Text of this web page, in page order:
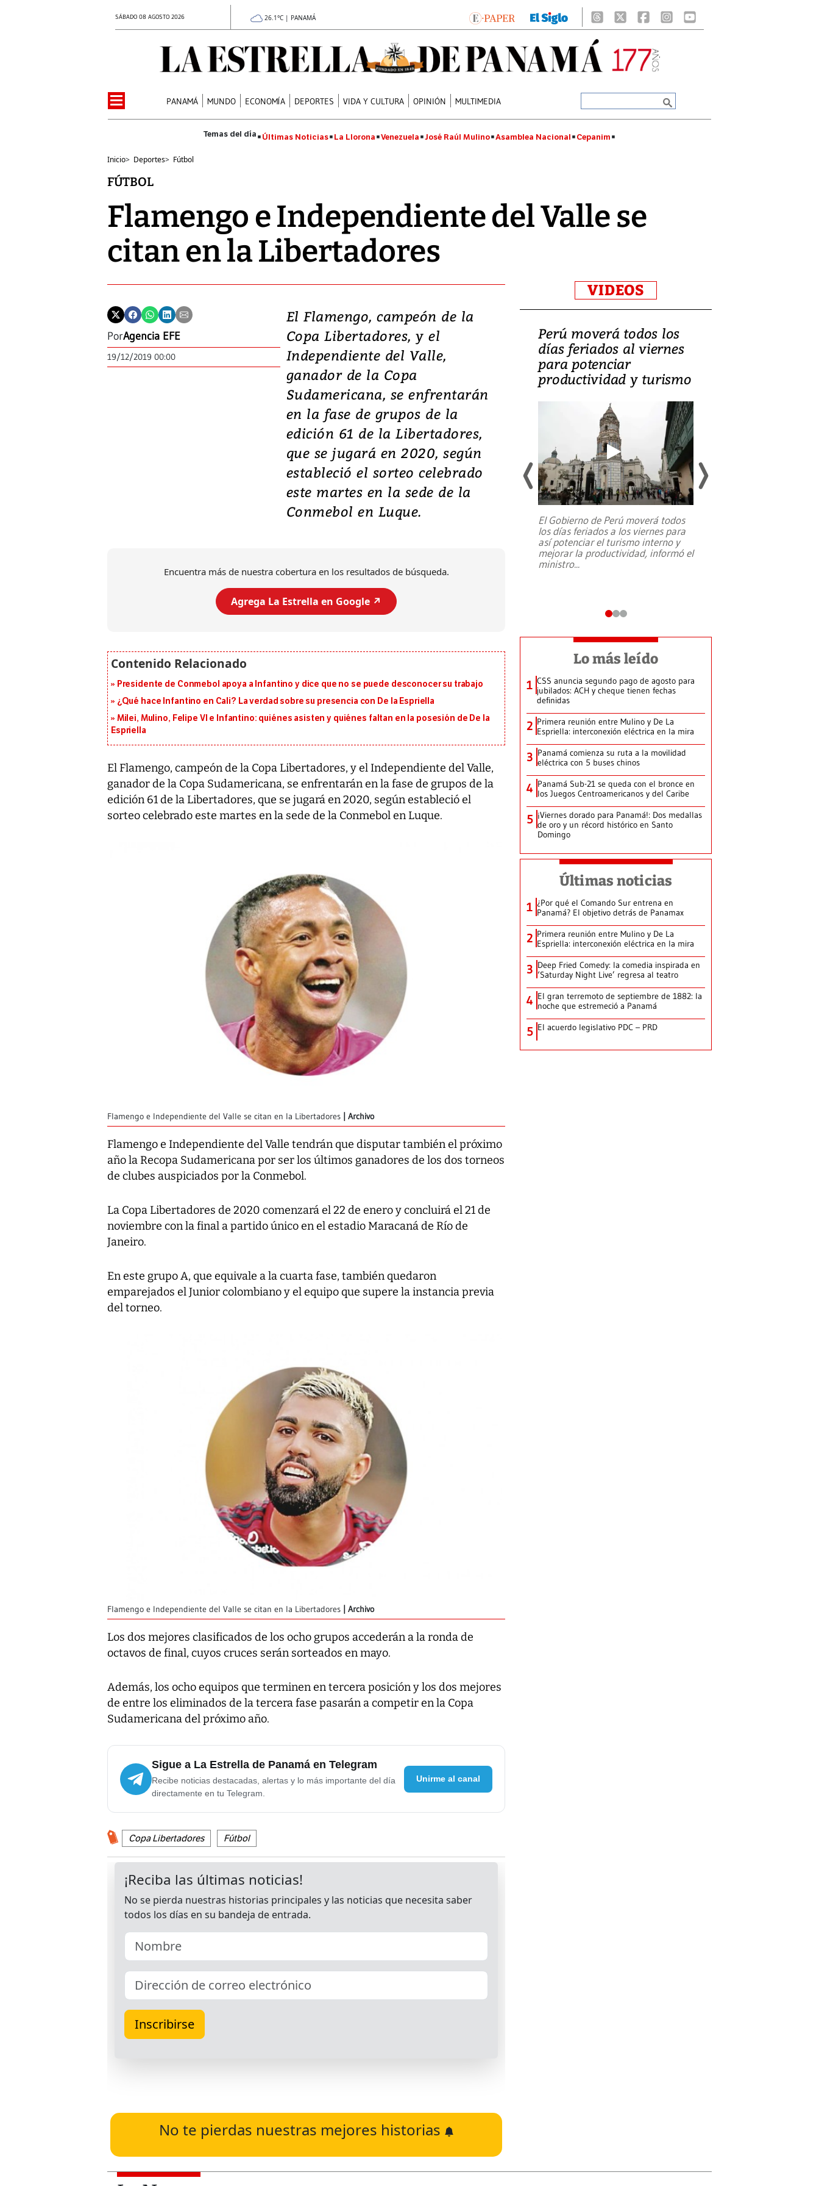
SÁBADO 08 AGOSTO 2026 26.1°C | PANAMÁ
PANAMÁ MUNDO ECONOMÍA DEPORTES VIDA Y CULTURA OPINIÓN MULTIMEDIA
Últimas Noticias La Llorona Venezuela José Raúl Mulino Asamblea Nacional Cepanim
Inicio> Deportes> Fútbol
FÚTBOL
Flamengo e Independiente del Valle se
citan en la Libertadores
PorAgencia EFE
19/12/2019 00:00
El Flamengo, campeón de la
Copa Libertadores, y el
Independiente del Valle,
ganador de la Copa
Sudamericana, se enfrentarán
en la fase de grupos de la
edición 61 de la Libertadores,
que se jugará en 2020, según
estableció el sorteo celebrado
este martes en la sede de la
Conmebol en Luque.
Encuentra más de nuestra cobertura en los resultados de búsqueda.
Agrega La Estrella en Google ↗️
Presidente de Conmebol apoya a Infantino y dice que no se puede desconocer su trabajo
¿Qué hace Infantino en Cali? La verdad sobre su presencia con De la Espriella
Milei, Mulino, Felipe VI e Infantino: quiénes asisten y quiénes faltan en la posesión de De la
Espriella
El Flamengo, campeón de la Copa Libertadores, y el Independiente del Valle,
ganador de la Copa Sudamericana, se enfrentarán en la fase de grupos de la
edición 61 de la Libertadores, que se jugará en 2020, según estableció el
sorteo celebrado este martes en la sede de la Conmebol en Luque.
Flamengo e Independiente del Valle se citan en la Libertadores Archivo
Flamengo e Independiente del Valle tendrán que disputar también el próximo
año la Recopa Sudamericana por ser los últimos ganadores de los dos torneos
de clubes auspiciados por la Conmebol.
La Copa Libertadores de 2020 comenzará el 22 de enero y concluirá el 21 de
noviembre con la final a partido único en el estadio Maracaná de Río de
Janeiro.
En este grupo A, que equivale a la cuarta fase, también quedaron
emparejados el Junior colombiano y el equipo que supere la instancia previa
del torneo.
Flamengo e Independiente del Valle se citan en la Libertadores Archivo
Los dos mejores clasificados de los ocho grupos accederán a la ronda de
octavos de final, cuyos cruces serán sorteados en mayo.
Además, los ocho equipos que terminen en tercera posición y los dos mejores
de entre los eliminados de la tercera fase pasarán a competir en la Copa
Sudamericana del próximo año.
Sigue a La Estrella de Panamá en Telegram
Recibe noticias destacadas, alertas y lo más importante del día
directamente en tu Telegram.
Unirme al canal
Copa Libertadores Fútbol
No te pierdas nuestras mejores historias
VIDEOS
Video: Lula lanza su
candidatura con
promesas de inversión
en defensa, educación y
tierras raras
da Silva, oficializó este domingo su
candidatura...
Perú moverá todos los
días feriados al viernes
para potenciar
productividad y turismo
El Gobierno de Perú moverá todos
los días feriados a los viernes para
así potenciar el turismo interno y
mejorar la productividad, informó el
ministro...
Lo más leído
1 CSS anuncia segundo pago de agosto para
jubilados: ACH y cheque tienen fechas
definidas
2 Primera reunión entre Mulino y De La
Espriella: interconexión eléctrica en la mira
3 Panamá comienza su ruta a la movilidad
eléctrica con 5 buses chinos
4 Panamá Sub-21 se queda con el bronce en
los Juegos Centroamericanos y del Caribe
5 ¡Viernes dorado para Panamá!: Dos medallas
de oro y un récord histórico en Santo
Domingo
Últimas noticias
1 ¿Por qué el Comando Sur entrena en
Panamá? El objetivo detrás de Panamax
2 Primera reunión entre Mulino y De La
Espriella: interconexión eléctrica en la mira
3 Deep Fried Comedy: la comedia inspirada en
‘Saturday Night Live’ regresa al teatro
4 El gran terremoto de septiembre de 1882: la
noche que estremeció a Panamá
5 El acuerdo legislativo PDC – PRD